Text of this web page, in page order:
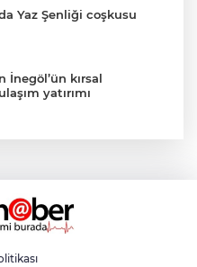
Yaz Şenliği coşkusu
İnegöl’ün kırsal
yatırımı
Bursa Festivali’nde